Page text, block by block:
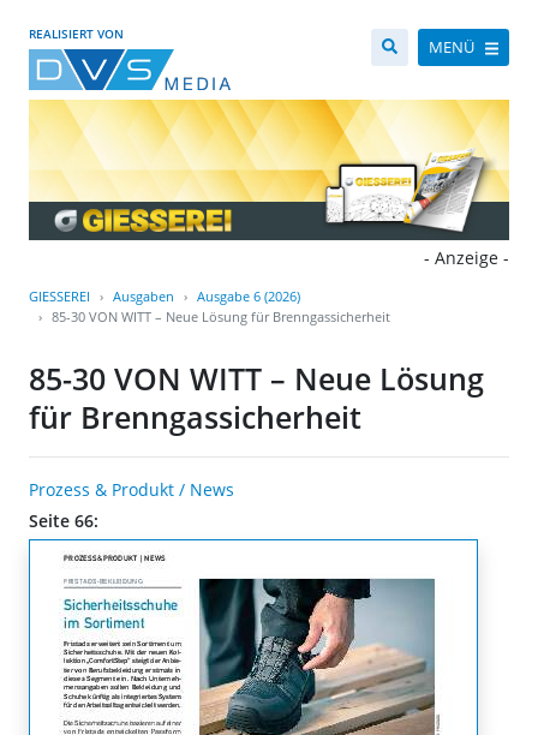
REALISIERT VON
MENÜ
- Anzeige -
GIESSEREI Ausgaben
Ausgabe 6 (2026)
85-30 VON WITT – Neue Lösung für Brenngassicherheit
85-30 VON WITT – Neue Lösung
für Brenngassicherheit
Prozess & Produkt / News
Seite 66: